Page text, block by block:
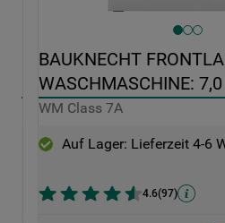
BAUKNECHT
WASCHMASCHINE:
CLASS 7A
WM Class 7A
Auf Lager: Lieferzeit 4-6
4.6(97)